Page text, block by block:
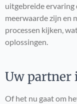
uitgebreide ervaring
meerwaarde zijn en
processen kijken,
oplossingen.
Uw partner
Of het nu gaat om